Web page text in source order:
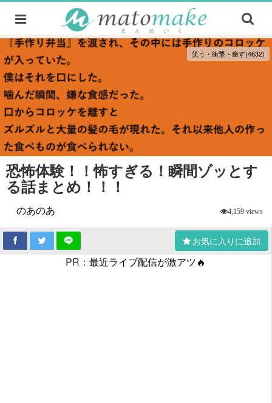
笑う・衝撃・癒す(4632)
恐怖体験！！怖すぎる！瞬間ゾッとす
る話まとめ！！！
のあのあ 4,159 views
お気に入りに追加
PR： 最近ライブ配信が激アツ🔥